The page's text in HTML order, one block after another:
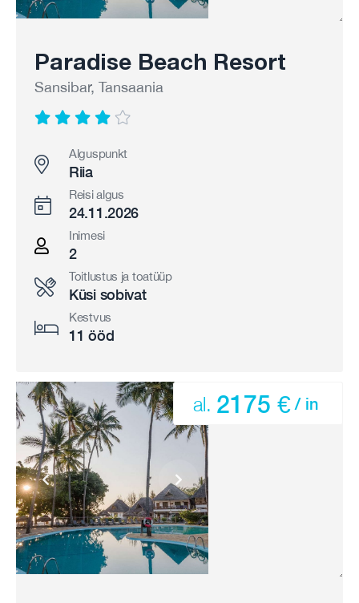
Paradise Beach Resort
Sansibar, Tansaania
Alguspunkt
Riia
Reisi algus
24.11.2026
Inimesi
2
Toitlustus ja toatüüp
Küsi sobivat
Kestvus
11 ööd
al. 2175 € / in